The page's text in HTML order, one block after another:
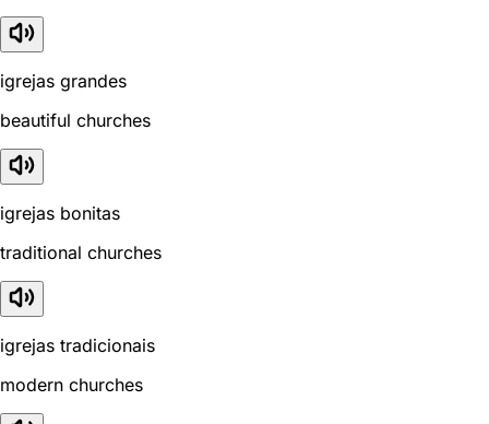
igrejas grandes
beautiful churches
igrejas bonitas
traditional churches
igrejas tradicionais
modern churches